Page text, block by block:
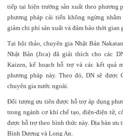
tiếp tại hiện trường sản xuất theo phương
phương pháp cải tiến không ngừng nhằm
giảm chi phí sản xuất và đảm bảo thời gian
Tại hội thảo, chuyên gia Nhật Bản
Nhật Bản (Jica) đã giải thích cho các
Kaizen, kế hoạch hỗ trợ và các kết quả
phương pháp này. Theo đó, DN sẽ
chuyên gia nước ngoài.
Đối tượng ưu tiên được hỗ trợ áp dụng
trong ngành cơ khí chế tạo, điện-điện tử,
được hỗ trợ theo hình thức này. Địa bàn ưu
Bình Dương và Long An.